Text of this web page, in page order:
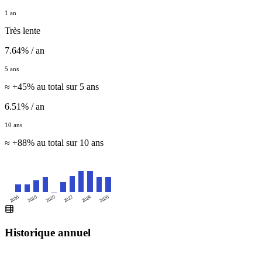
1 an
Très lente
7.64% / an
5 ans
≈ +45% au total sur 5 ans
6.51% / an
10 ans
≈ +88% au total sur 10 ans
2016 2018 2020 2022 2024 2026
Historique annuel